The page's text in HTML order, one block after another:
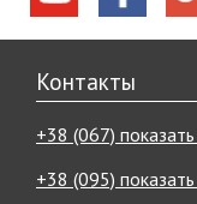
Контакты
+38 (067)
+38 (095)